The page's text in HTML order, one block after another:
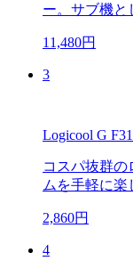
ー。サブ機と
11,480円
3
Logicool G
コスパ抜群の
ムを手軽に楽
2,860円
4